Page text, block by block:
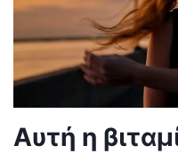
Αυτή η